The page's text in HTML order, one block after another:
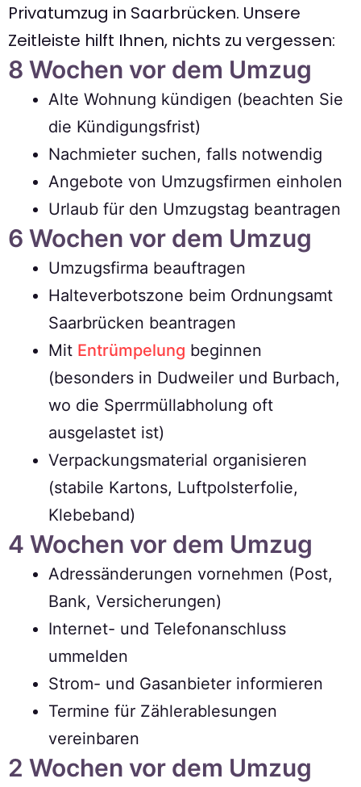
Privatumzug in Saarbrücken. Unsere
Zeitleiste hilft Ihnen, nichts zu vergessen:
8 Wochen vor dem Umzug
Alte Wohnung kündigen (beachten Sie
die Kündigungsfrist)
Nachmieter suchen, falls notwendig
Angebote von Umzugsfirmen einholen
Urlaub für den Umzugstag beantragen
6 Wochen vor dem Umzug
Umzugsfirma beauftragen
Halteverbotszone beim Ordnungsamt
Saarbrücken beantragen
Mit Entrümpelung beginnen
(besonders in Dudweiler und Burbach,
wo die Sperrmüllabholung oft
ausgelastet ist)
Verpackungsmaterial organisieren
(stabile Kartons, Luftpolsterfolie,
Klebeband)
4 Wochen vor dem Umzug
Adressänderungen vornehmen (Post,
Bank, Versicherungen)
Internet- und Telefonanschluss
ummelden
Strom- und Gasanbieter informieren
Termine für Zählerablesungen
vereinbaren
2 Wochen vor dem Umzug